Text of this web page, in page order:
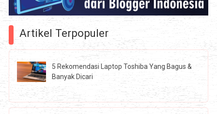
Artikel Terpopuler
5 Rekomendasi Laptop Toshiba Yang Bagus &
Banyak Dicari